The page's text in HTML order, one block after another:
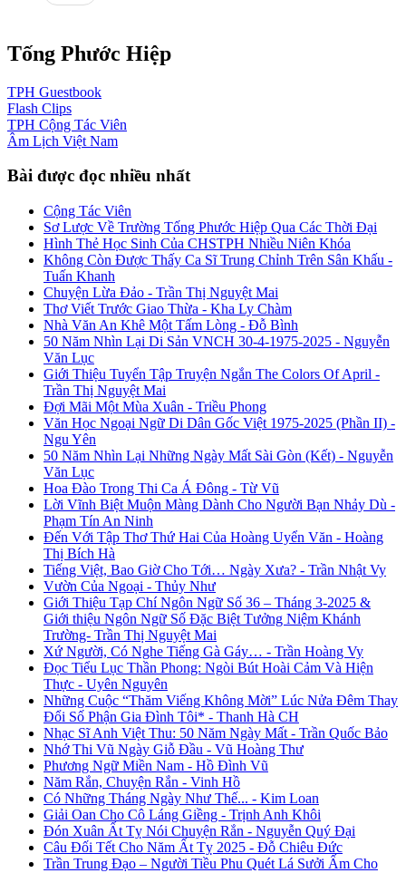
Tống Phước Hiệp
TPH Guestbook
Flash Clips
TPH Cộng Tác Viên
Âm Lịch Việt Nam
Bài được đọc nhiều nhất
Cộng Tác Viên
Sơ Lược Về Trường Tống Phước Hiệp Qua Các Thời Đại
Hình Thẻ Học Sinh Của CHSTPH Nhiều Niên Khóa
Không Còn Được Thấy Ca Sĩ Trung Chỉnh Trên Sân Khấu -
Tuấn Khanh
Chuyện Lừa Đảo - Trần Thị Nguyệt Mai
Thơ Viết Trước Giao Thừa - Kha Ly Chàm
Nhà Văn An Khê Một Tấm Lòng - Đỗ Bình
50 Năm Nhìn Lại Di Sản VNCH 30-4-1975-2025 - Nguyễn
Văn Lục
Giới Thiệu Tuyển Tập Truyện Ngắn The Colors Of April -
Trần Thị Nguyệt Mai
Đợi Mãi Một Mùa Xuân - Triều Phong
Văn Học Ngoại Ngữ Di Dân Gốc Việt 1975-2025 (Phần II) -
Ngu Yên
50 Năm Nhìn Lại Những Ngày Mất Sài Gòn (Kết) - Nguyễn
Văn Lục
Hoa Đào Trong Thi Ca Á Đông - Từ Vũ
Lời Vĩnh Biệt Muộn Màng Dành Cho Người Bạn Nhảy Dù -
Phạm Tín An Ninh
Đến Với Tập Thơ Thứ Hai Của Hoàng Uyển Văn - Hoàng
Thị Bích Hà
Tiếng Việt, Bao Giờ Cho Tới… Ngày Xưa? - Trần Nhật Vy
Vườn Của Ngoại - Thủy Như
Giới Thiệu Tạp Chí Ngôn Ngữ Số 36 – Tháng 3-2025 &
Giới thiệu Ngôn Ngữ Số Đặc Biệt Tưởng Niệm Khánh
Trường- Trần Thị Nguyệt Mai
Xứ Người, Có Nghe Tiếng Gà Gáy… - Trần Hoàng Vy
Đọc Tiểu Lục Thần Phong: Ngòi Bút Hoài Cảm Và Hiện
Thực - Uyên Nguyên
Những Cuộc “Thăm Viếng Không Mời” Lúc Nửa Đêm Thay
Đổi Số Phận Gia Đình Tôi* - Thanh Hà CH
Nhạc Sĩ Anh Việt Thu: 50 Năm Ngày Mất - Trần Quốc Bảo
Nhớ Thi Vũ Ngày Giỗ Đầu - Vũ Hoàng Thư
Phương Ngữ Miền Nam - Hồ Đình Vũ
Năm Rắn, Chuyện Rắn - Vinh Hồ
Có Những Tháng Ngày Như Thế... - Kim Loan
Giải Oan Cho Cô Láng Giềng - Trịnh Anh Khôi
Đón Xuân Ất Tỵ Nói Chuyện Rắn - Nguyễn Quý Đại
Câu Đối Tết Cho Năm Ất Tỵ 2025 - Đỗ Chiêu Đức
Trần Trung Đạo – Người Tiều Phu Quét Lá Sưởi Ấm Cho